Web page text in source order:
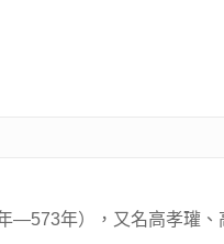
―573年），又名高孝瓘、